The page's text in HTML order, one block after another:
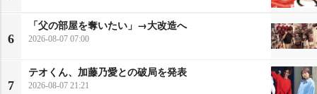
6
「父の部屋を奪いたい」→大改造へ
2026-08-07 07:00
7
テオくん、加藤乃愛との破局を発表
2026-08-07 21:21